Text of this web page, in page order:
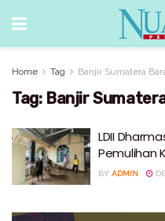
Home Tag Banjir Sumatera
Tag: Banjir
LDII
Pemulihan
BY ADMIN